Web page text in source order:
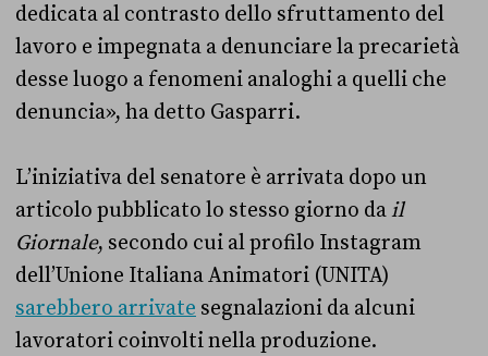
dedicata al contrasto dello sfruttamento del
lavoro e impegnata a denunciare la precarietà
desse luogo a fenomeni analoghi a quelli che
denuncia», ha detto Gasparri.
L’iniziativa del senatore è arrivata dopo un
articolo pubblicato lo stesso giorno dail
Giornale, secondo cui al profilo Instagram
dell’Unione Italiana Animatori (UNITA)
sarebbero arrivate segnalazioni da alcuni
lavoratori coinvolti nella produzione.